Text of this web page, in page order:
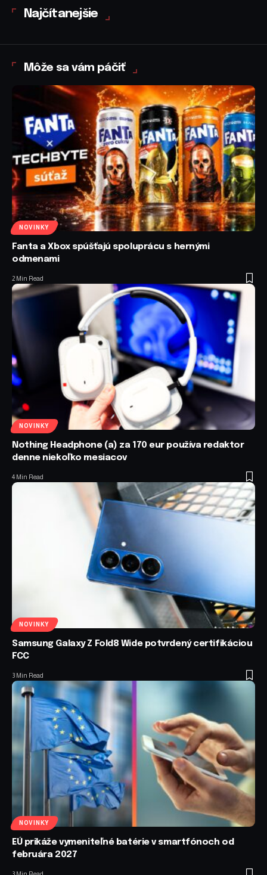
Najčítanejšie
Môže sa vám páčiť
NOVINKY
Fanta a Xbox spúšťajú spoluprácu s hernými
odmenami
2 Min Read
NOVINKY
Nothing Headphone (a) za 170 eur používa redaktor
denne niekoľko mesiacov
4 Min Read
NOVINKY
Samsung Galaxy Z Fold8 Wide potvrdený certifikáciou
FCC
3 Min Read
NOVINKY
EÚ prikáže vymeniteľné batérie v smartfónoch od
februára 2027